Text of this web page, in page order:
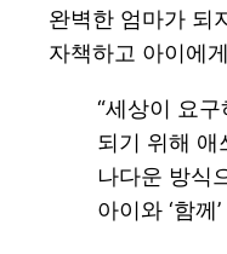
완벽한 엄마가 되
자책하고 아이에
“세상이 요구
되기 위해 애
나다운 방식
아이와 ‘함께